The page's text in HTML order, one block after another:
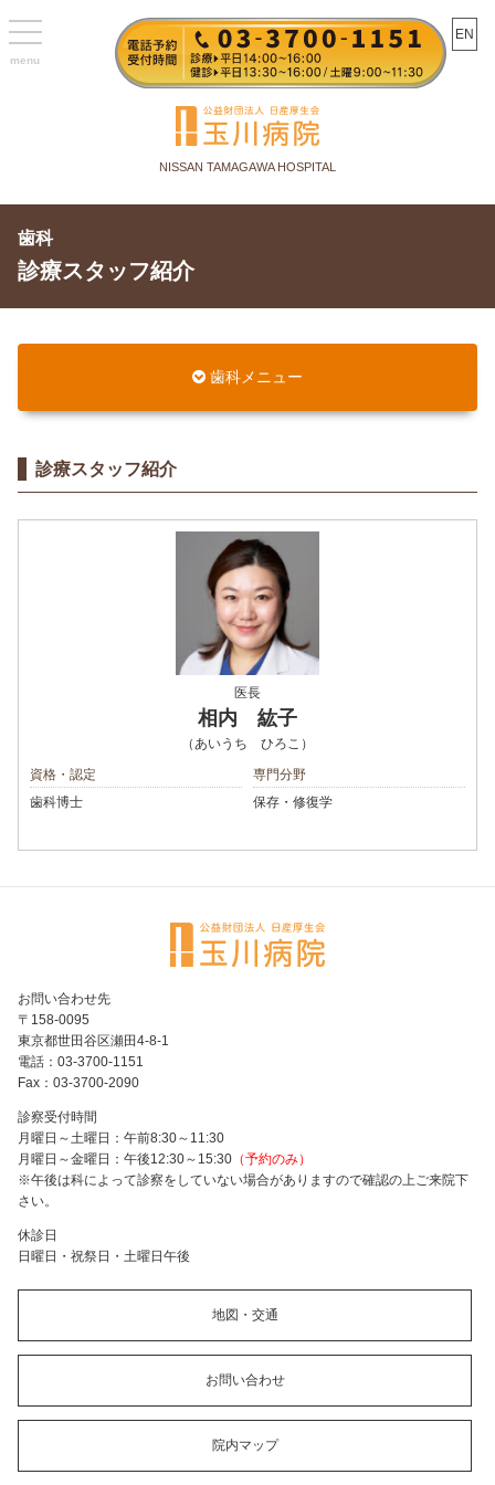
EN
NISSAN TAMAGAWA HOSPITAL
歯科
診療スタッフ紹介
歯科メニュー
診療スタッフ紹介
医長
相内 紘子
（あいうち ひろこ）
資格・認定
歯科博士
専門分野
保存・修復学
お問い合わせ先
〒158-0095
東京都世田谷区瀬田4-8-1
電話：03-3700-1151
Fax：03-3700-2090
診察受付時間
月曜日～土曜日：午前8:30～11:30
月曜日～金曜日：午後12:30～15:30 （予約のみ）
※午後は科によって診察をしていない場合がありますので確認の上ご来院下
さい。
休診日
日曜日・祝祭日・土曜日午後
地図・交通
お問い合わせ
院内マップ
toggle
navigation